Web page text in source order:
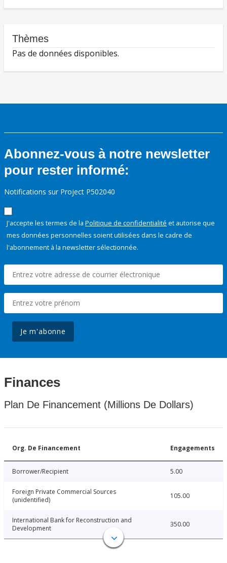
Thèmes
Pas de données disponibles.
Abonnez-vous à notre newsletter
pour rester informé:
Notifications sur Project P502040
J'accepte les termes de la Politique de confidentialité et autorise que
mes données personnelles soient utilisées dans le cadre de
l'abonnement à la newsletter sélectionnée.
Je m'abonne
Finances
Plan De Financement (Millions De Dollars)
Org. De Financement Engagements
Borrower/Recipient 5.00
Foreign Private Commercial Sources
(unidentified)
105.00
International Bank for Reconstruction and
Development
350.00